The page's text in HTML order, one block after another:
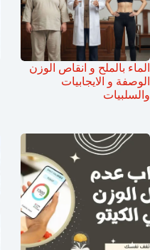
الماء بالملح و انقاص الوزن
الوصفة و الايجابيات
والسلبيات